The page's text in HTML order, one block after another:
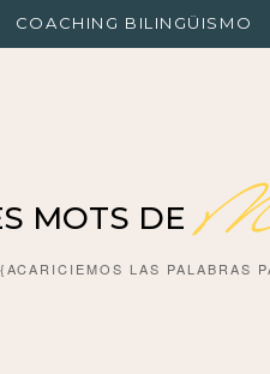
COACHING BILINGÜISMO
MOTS DE
{ACARICIEMOS LAS PALABRAS